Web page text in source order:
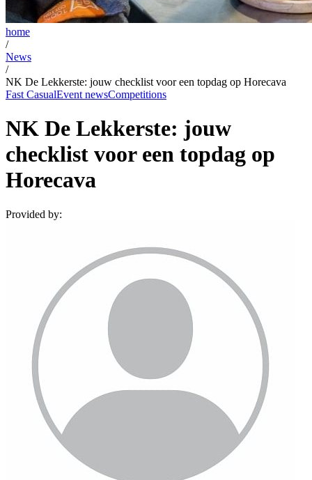
home
/
News
/
NK De Lekkerste: jouw checklist voor een topdag op Horecava
Fast CasualEvent newsCompetitions
NK De Lekkerste: jouw
checklist voor een topdag op
Horecava
Provided by: